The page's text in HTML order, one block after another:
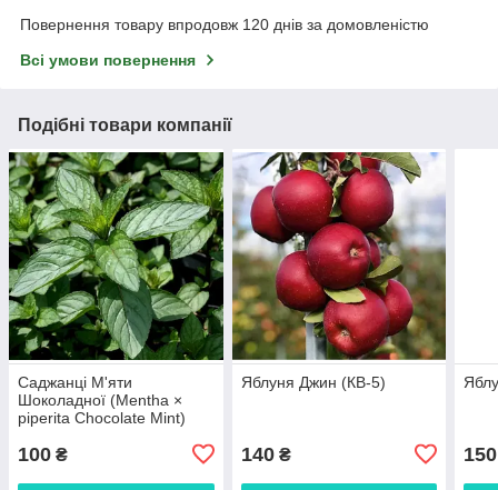
Повернення товару впродовж 120 днів за домовленістю
Всі умови повернення
Подібні товари компанії
Саджанці М'яти
Шоколадної (Mentha ×
piperita Chocolate Mint)
100 ₴
Яблуня Джин (КВ-5)
140₴ 150